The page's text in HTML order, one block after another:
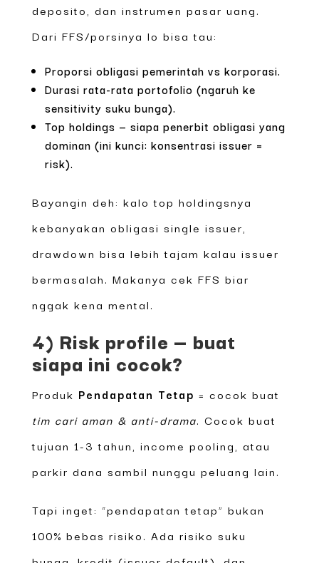
deposito, dan instrumen pasar uang.
Dari FFS/porsinya lo bisa tau:
Proporsi obligasi pemerintah vs korporasi.
Durasi rata-rata portofolio (ngaruh ke
sensitivity suku bunga).
Top holdings — siapa penerbit obligasi yang
dominan (ini kunci: konsentrasi issuer =
risk).
Bayangin deh: kalo top holdingsnya
kebanyakan obligasi single issuer,
drawdown bisa lebih tajam kalau issuer
bermasalah. Makanya cek FFS biar
nggak kena mental.
4) Risk profile — buat
siapa ini cocok?
Produk Pendapatan Tetap = cocok buat
tim cari aman & anti-drama. Cocok buat
tujuan 1-3 tahun, income pooling, atau
parkir dana sambil nunggu peluang lain.
Tapi inget: “pendapatan tetap” bukan
100% bebas risiko. Ada risiko suku